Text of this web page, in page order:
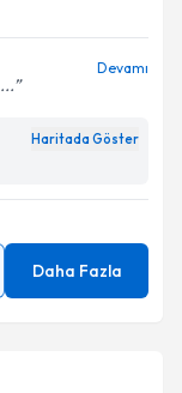
Aydınlatma
belirtilen
Devamı
Haritada Göster
Daha Fazla